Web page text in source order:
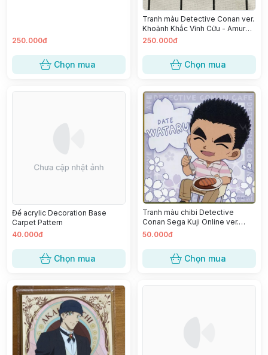
250.000đ
Chọn mua
Tranh màu Detective Conan ver.
Khoảnh Khắc Vĩnh Cửu - Amuro
Tooru
250.000đ
Chọn mua
Đế acrylic Decoration Base
Carpet Pattern
40.000đ
Chọn mua
Tranh màu chibi Detective
Conan Sega Kuji Online ver.
Police x Cafeteria 2022 - Wataru
50.000đ
Chọn mua